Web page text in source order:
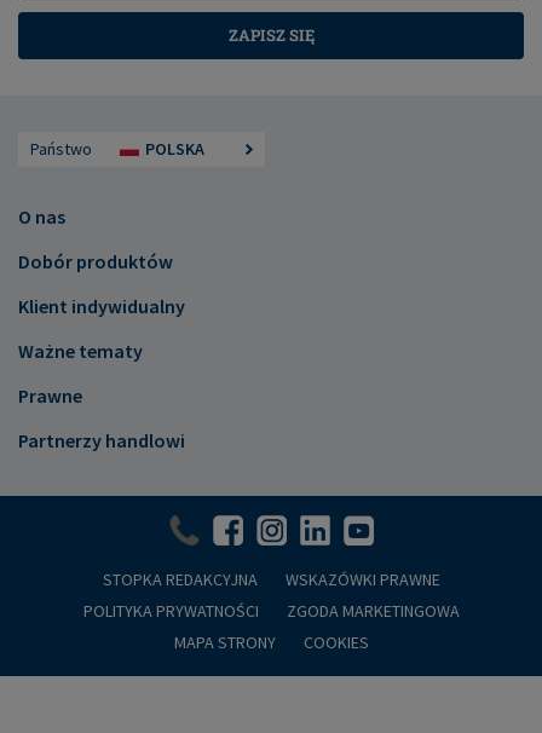
ZAPISZ SIĘ
Państwo POLSKA
O nas
Dobór produktów
Klient indywidualny
Ważne tematy
Prawne
Partnerzy handlowi
STOPKA REDAKCYJNA
WSKAZÓWKI PRAWNE
POLITYKA PRYWATNOŚCI
ZGODA MARKETINGOWA
MAPA STRONY
COOKIES